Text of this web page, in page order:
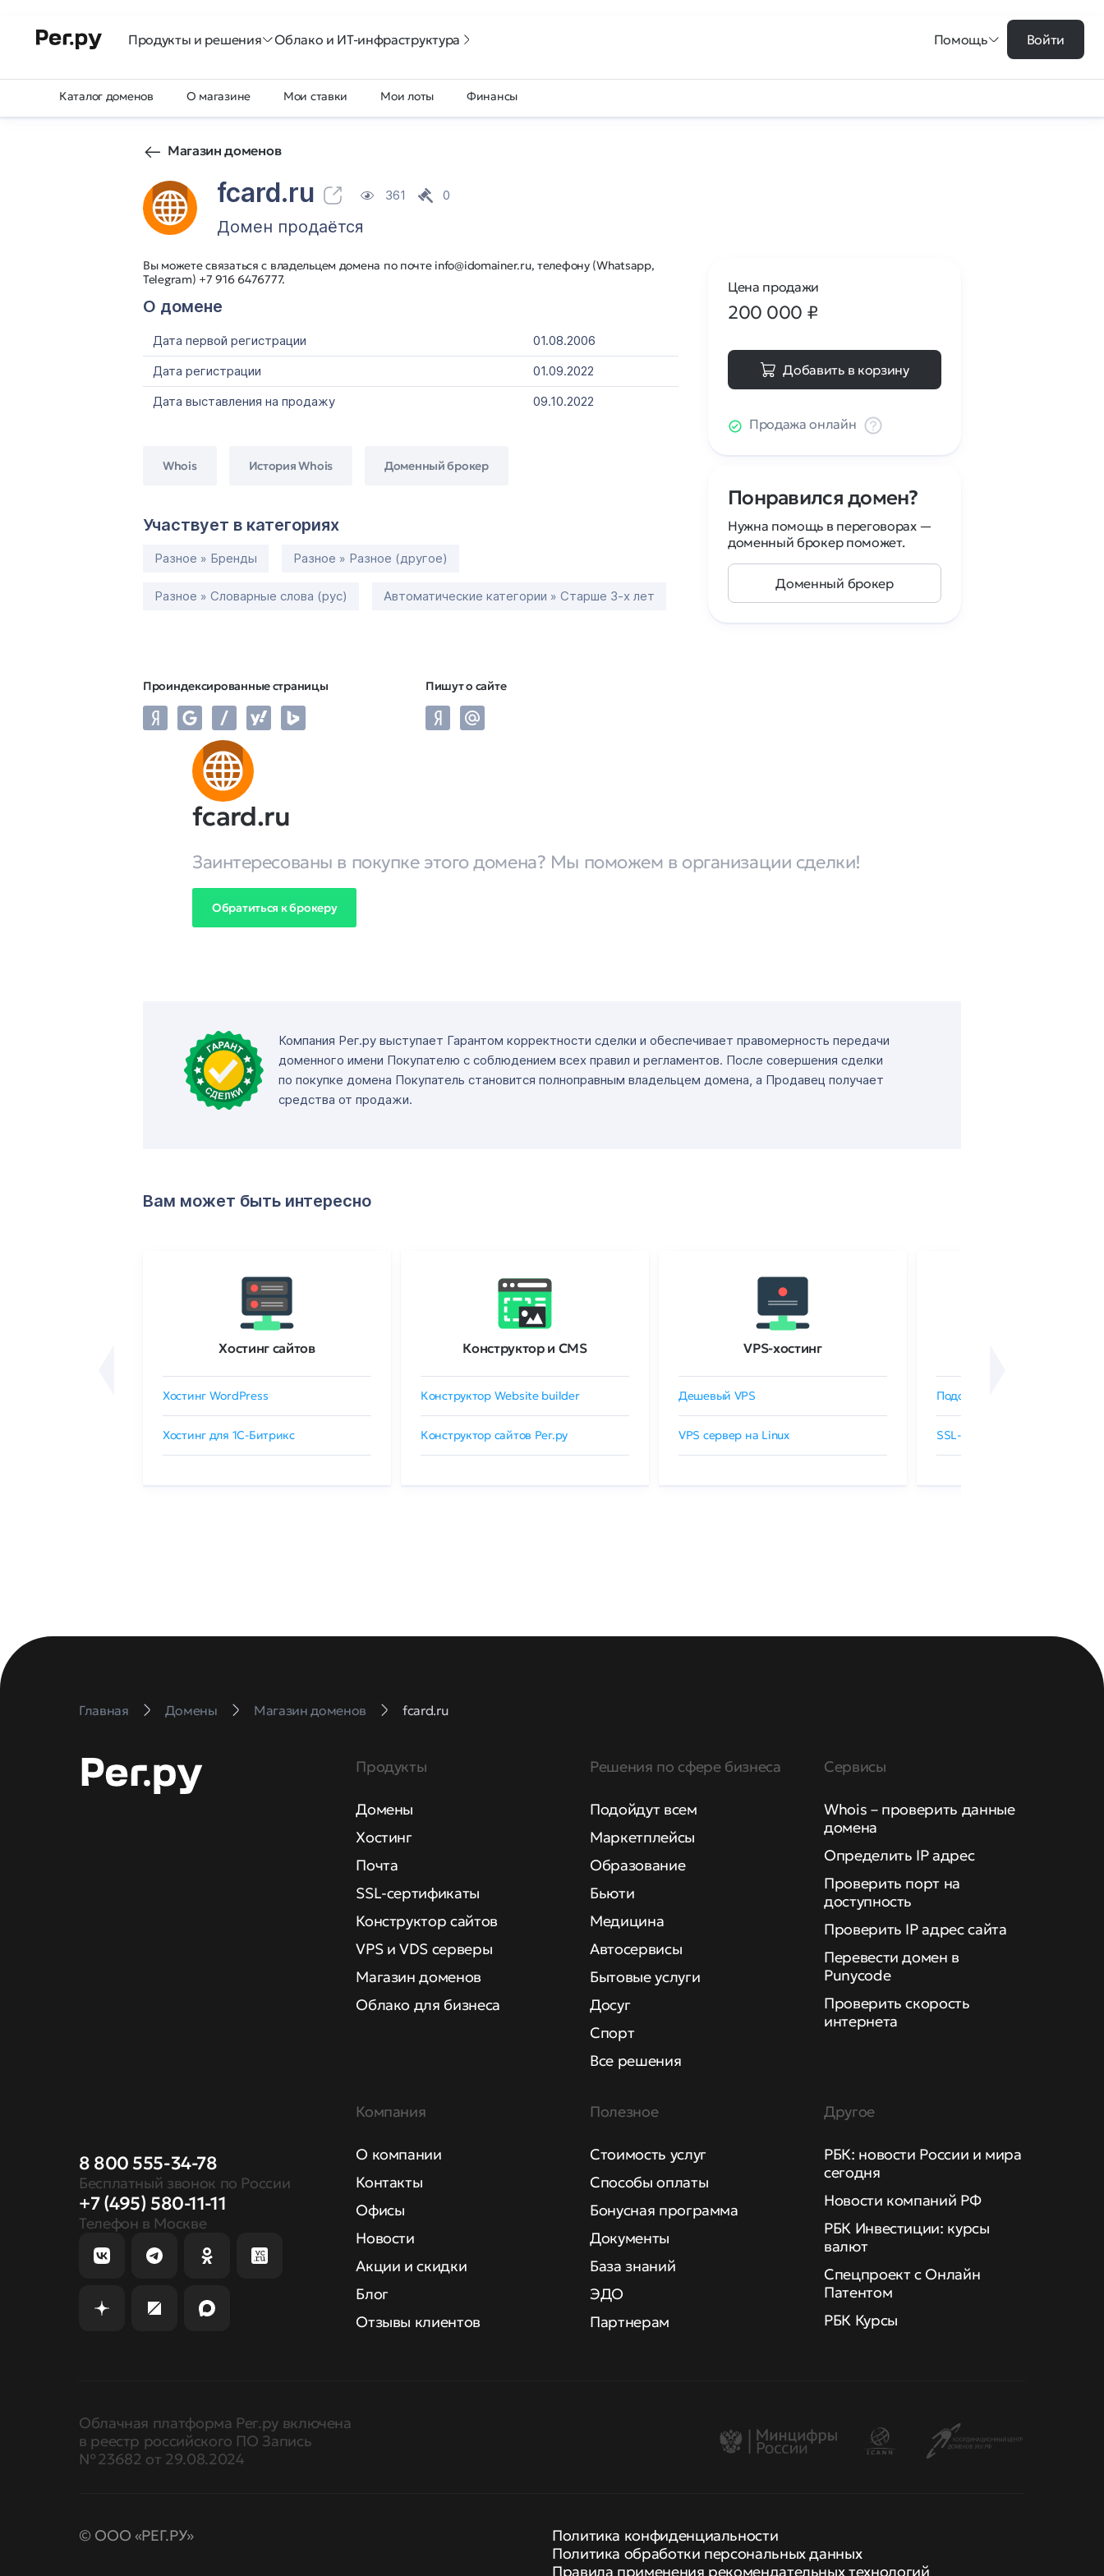
Продукты и решения Облако и ИТ-инфраструктура Помощь Войти
Каталог доменов О магазине Мои ставки Мои лоты Финансы
Магазин доменов
fcard.ru 361 0
Домен продаётся
Вы можете связаться с владельцем домена по почте info@idomainer.ru, телефону (Whatsapp,
Telegram) +7 916 6476777.
О домене
Дата первой регистрации
01.08.2006
Дата регистрации
01.09.2022
Дата выставления на продажу
09.10.2022
Whois История Whois Доменный брокер
Участвует в категориях
Разное » Бренды Разное » Разное (другое)
Разное » Словарные слова (рус) Автоматические категории » Старше 3-х лет
Проиндексированные страницы Пишут о сайте
Цена продажи
200 000 ₽
Добавить в корзину
Продажа онлайн
Понравился домен?
Нужна помощь в переговорах —
доменный брокер поможет.
Доменный брокер
fcard.ru
Заинтересованы в покупке этого домена? Мы поможем в организации сделки!
Обратиться к брокеру
Компания Рег.ру выступает Гарантом корректности сделки и обеспечивает правомерность передачи
доменного имени Покупателю с соблюдением всех правил и регламентов. После совершения сделки
по покупке домена Покупатель становится полноправным владельцем домена, а Продавец получает
средства от продажи.
Вам может быть интересно
Хостинг сайтов
Хостинг WordPress
Хостинг для 1C-Битрикс
Конструктор и CMS
Конструктор Website builder
Конструктор сайтов Рег.ру
VPS-хостинг
Дешевый VPS
VPS сервер на Linux
Подобрать SSL-сертификат
SSL-сертификаты GlobalSign
Главная Домены Магазин доменов fcard.ru
8 800 555-34-78
Бесплатный звонок по России
+7 (495) 580-11-11
Телефон в Москве
Продукты
Домены
Хостинг
Почта
SSL-сертификаты
Конструктор сайтов
VPS и VDS серверы
Магазин доменов
Облако для бизнеса
Решения по сфере бизнеса
Подойдут всем
Маркетплейсы
Образование
Бьюти
Медицина
Автосервисы
Бытовые услуги
Досуг
Спорт
Все решения
Сервисы
Whois – проверить данные
домена
Определить IP адрес
Проверить порт на
доступность
Проверить IP адрес сайта
Перевести домен в
Punycode
Проверить скорость
интернета
Компания
О компании
Контакты
Офисы
Новости
Акции и скидки
Блог
Отзывы клиентов
Полезное
Стоимость услуг
Способы оплаты
Бонусная программа
Документы
База знаний
ЭДО
Партнерам
Другое
РБК: новости России и мира
сегодня
Новости компаний РФ
РБК Инвестиции: курсы
валют
Спецпроект с Онлайн
Патентом
РБК Курсы
Облачная платформа Рег.ру включена
в реестр российского ПО Запись
№ 23682 от 29.08.2024
© ООО «РЕГ.РУ»
Политика конфиденциальности
Политика обработки персональных данных
Правила применения рекомендательных технологий